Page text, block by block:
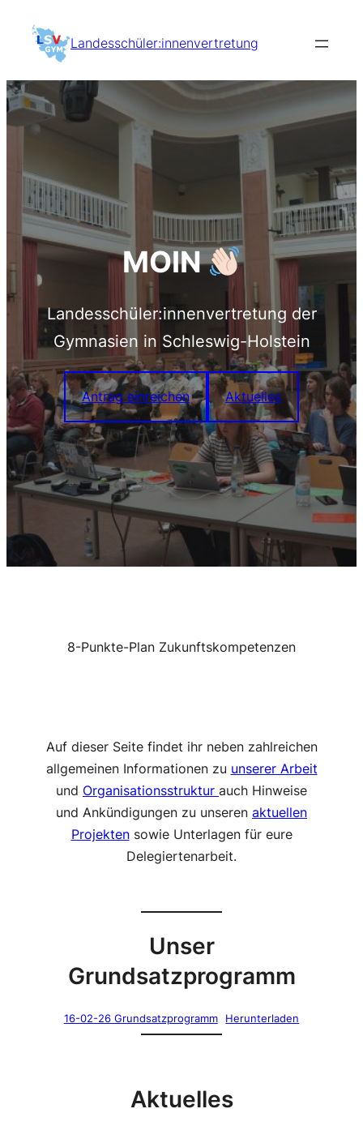
Inhalt
springen
Landesschüler:innenvertretung
MOIN
Landesschüler:innenvertretung der
Gymnasien in Schleswig-Holstein
Antrag einreichen Aktuelles
8-Punkte-Plan Zukunftskompetenzen
Auf dieser Seite findet ihr neben zahlreichen
allgemeinen Informationen zu unserer Arbeit
und Organisationsstruktur auch Hinweise
und Ankündigungen zu unseren aktuellen
Projektensowie Unterlagen für eure
Delegiertenarbeit.
Unser
Grundsatzprogramm
16-02-26 Grundsatzprogramm Herunterladen
Aktuelles